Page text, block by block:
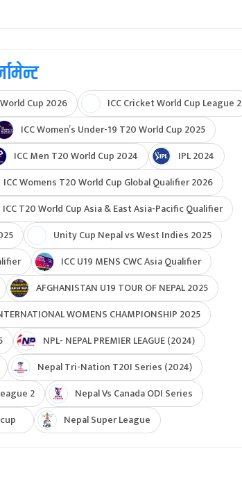
Cup 2026
ICC Cricket World Cup League 2
ICC Women’s Under-19 T20 World Cup 2025
ICC Men T20 World Cup 2024
IPL 2024
ICC Womens T20 World Cup Global Qualifier 2026
ICC T20 World Cup Asia & East Asia-Pacific Qualifier
Unity Cup Nepal vs West Indies 2025
ICC U19 MENS CWC Asia Qualifier
AFGHANISTAN U19 TOUR OF NEPAL 2025
WOMENS CHAMPIONSHIP 2025
NPL- NEPAL PREMIER LEAGUE (2024)
Nepal Tri-Nation T20I Series (2024)
2
Nepal Vs Canada ODI Series
Nepal Super League